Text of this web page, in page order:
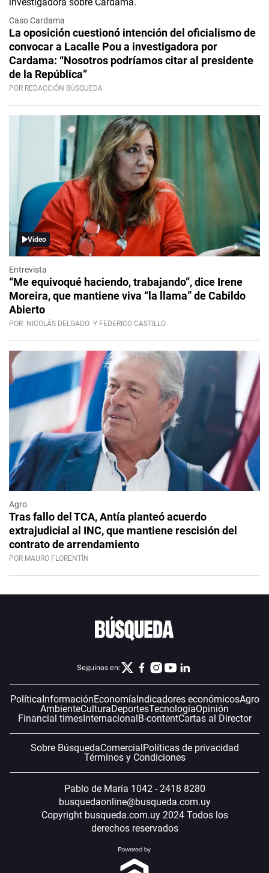
Caso Cardama
La oposición cuestionó intención del oficialismo de
convocar a Lacalle Pou a investigadora por
Cardama: “Nosotros podríamos citar al presidente
de la República”
POR REDACCIÓN BÚSQUEDA
Video
Entrevista
“Me equivoqué haciendo, trabajando”, dice Irene
Moreira, que mantiene viva “la llama” de Cabildo
Abierto
POR NICOLÁS DELGADO Y FEDERICO CASTILLO
Agro
Tras fallo del TCA, Antía planteó acuerdo
extrajudicial al INC, que mantiene rescisión del
contrato de arrendamiento
POR MAURO FLORENTÍN
Seguinos en:
Política InformaciónEconomía Indicadores económicosAgro
AmbienteCulturaDeportesTecnologíaOpinión
Financial timesInternacional B-contentCartas al Director
Sobre BúsquedaComercial Políticas de privacidad
Términos y Condiciones
Pablo de María 1042 - 2418 8280
busquedaonline@busqueda.com.uy
Copyright busqueda.com.uy 2024 Todos los
derechos reservados